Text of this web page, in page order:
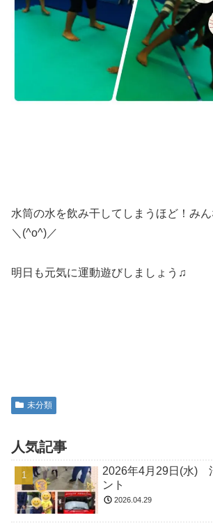
水筒の水を飲み干してしまうほど！み
＼(^o^)／
明日も元気に運動遊びしましょう♫
未分類
人気記事
2026年4月29日(水)
ント
2026.04.29